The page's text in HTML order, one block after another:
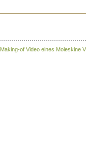
Making-of Video eines Moleskine